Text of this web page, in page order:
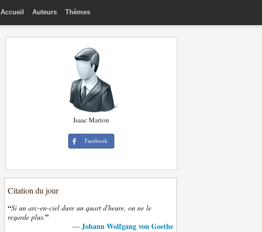
Accueil Auteurs Thèmes
Isaac Marion
Facebook
Citation du jour
“Si un arc-en-ciel dure un quart d'heure, on ne le
regarde plus.”
— Johann Wolfgang von Goethe